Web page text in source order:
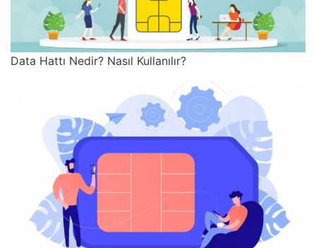
Data Hattı Nedir? Nasıl Kullanılır?